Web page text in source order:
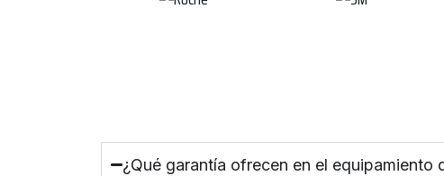
¿Qué garantía ofrecen en el equipamiento